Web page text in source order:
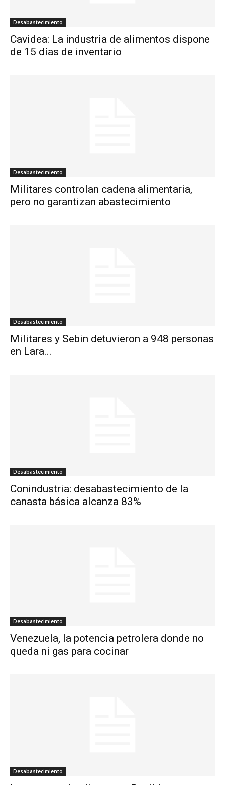
Desabastecimiento
Cavidea: La industria de alimentos dispone
de 15 días de inventario
Desabastecimiento
Militares controlan cadena alimentaria,
pero no garantizan abastecimiento
Desabastecimiento
Militares y Sebin detuvieron a 948 personas
en Lara...
Desabastecimiento
Conindustria: desabastecimiento de la
canasta básica alcanza 83%
Desabastecimiento
Venezuela, la potencia petrolera donde no
queda ni gas para cocinar
Desabastecimiento